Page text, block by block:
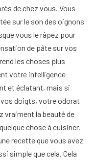
de chez vous. Vous
sur le son des oignons
vous le râpez pour
de pâte sur vos
les choses plus
votre intelligence
et éclatant, mais si
doigts, votre odorat
vraiment la beauté de
chose à cuisiner,
recette que vous avez
simple que cela. Cela